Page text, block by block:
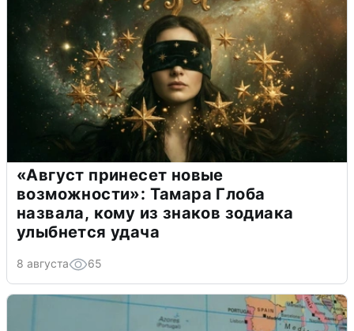
«Август принесет новые
возможности»: Тамара Глоба
назвала, кому из знаков зодиака
улыбнется удача
8 августа 65